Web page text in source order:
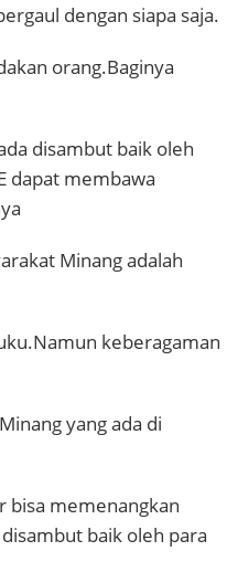
dengan siapa saja.
orang.Baginya
disambut baik oleh
dapat membawa
Minang adalah
keberagaman
yang ada di
bisa memenangkan
baik oleh para